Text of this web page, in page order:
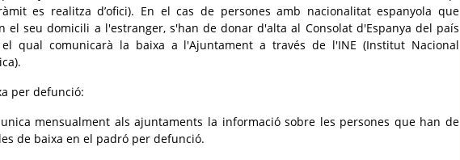
es realitza d’ofici). En el cas de persones amb nacionalitat espanyola que
el seu domicili a l'estranger, s'han de donar d'alta al Consolat d'Espanya del país
qual comunicarà la baixa a l'Ajuntament a través de l'INE (Institut Nacional
per defunció:
mensualment als ajuntaments la informació sobre les persones que han de
de baixa en el padró per defunció.